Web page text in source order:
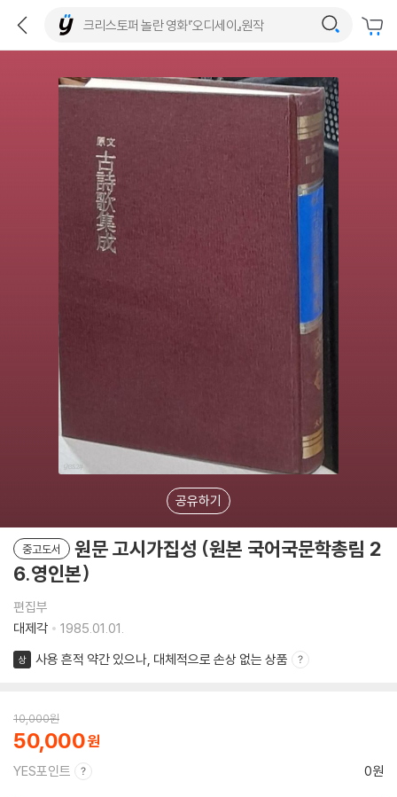
공유하기
중고도서
원문 고시가집성 (원본 국어국문학총림 2
6.영인본)
편집부
대제각
1985.01.01.
상 사용 흔적 약간 있으나, 대체적으로 손상 없는 상품
10,000원
50,000
YES포인트 0원